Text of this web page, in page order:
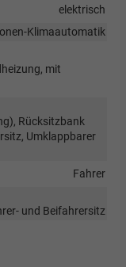
elektrisch
Klimaautomatik
mit
Rücksitzbank
Umklappbarer
Fahrer
und Beifahrersitz